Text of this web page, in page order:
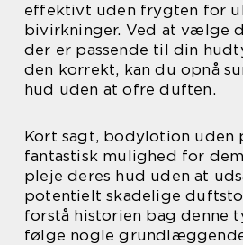
effektivt uden frygten for
bivirkninger. Ved at vælge
der er passende til din
den korrekt, kan du opnå
hud uden at ofre duften.
Kort sagt, bodylotion uden
fantastisk mulighed for
pleje deres hud uden at
potentielt skadelige
forstå historien bag denne
følge nogle